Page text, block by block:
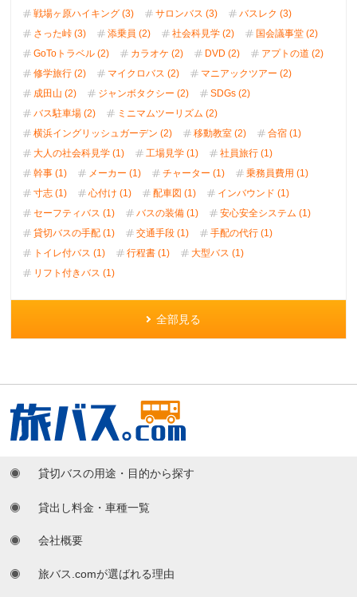
戦場ヶ原ハイキング (3)
サロンバス (3)
バスレク (3)
さった峠 (3)
添乗員 (2) 社会科見学 (2)
国会議事堂 (2)
GoToトラベル (2)
カラオケ (2) DVD (2)
アプトの道 (2)
修学旅行 (2)
マイクロバス (2)
マニアックツアー (2)
成田山 (2)
ジャンボタクシー (2)
SDGs (2)
バス駐車場 (2)
ミニマムツーリズム (2)
横浜イングリッシュガーデン (2)
移動教室 (2)
合宿 (1)
大人の社会科見学 (1)
工場見学 (1)
社員旅行 (1)
幹事 (1)
メーカー (1) チャーター (1)
乗務員費用 (1)
寸志 (1)
心付け (1) 配車図 (1)
インバウンド (1)
セーフティバス (1)
バスの装備 (1)
安心安全システム (1)
貸切バスの手配 (1)
交通手段 (1)
手配の代行 (1)
トイレ付バス (1)
行程書 (1)
大型バス (1)
リフト付きバス (1)
全部見る
貸切バスの用途・目的から探す
貸出し料金・車種一覧
会社概要
旅バス.comが選ばれる理由